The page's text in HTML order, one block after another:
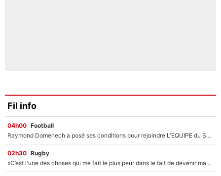
Fil info
04h00 Football
Raymond Domenech a posé ses conditions pour rejoindre L'EQUIPE du Soir : Il refuse de faire l'émission avec un autre chroniqueur !
02h30 Rugby
«C’est l'une des choses qui me fait le plus peur dans le fait de devenir maman» : En couple avec Antoine Dupont, Iris Mittenaere s'inquiète déjà pour ses futurs enfants !